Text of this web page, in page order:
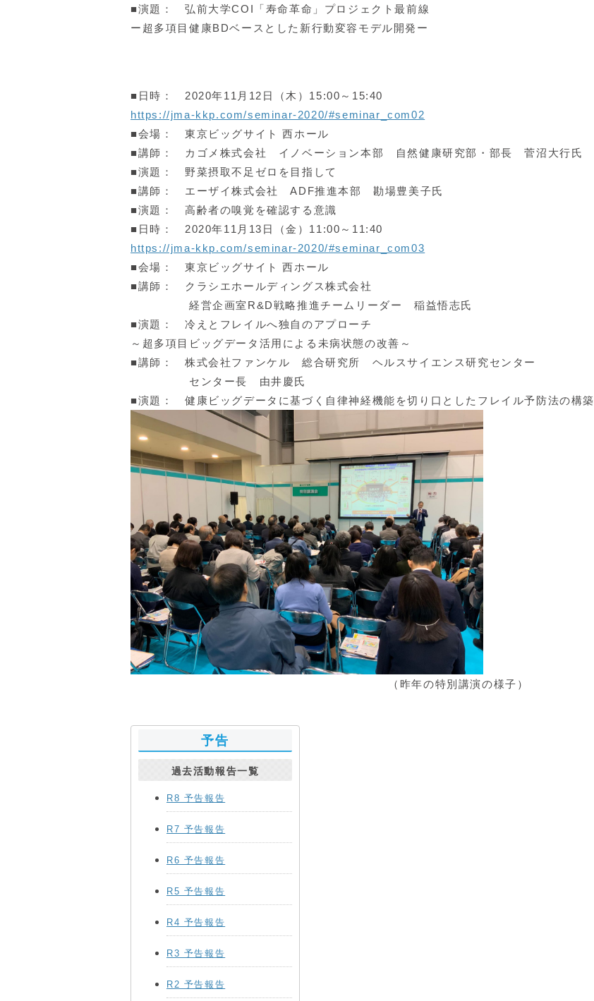
■演題： 弘前大学COI「寿命革命」プロジェクト最前線
ー超多項目健康BDベースとした新行動変容モデル開発ー
■日時： 2020年11月12日（木）15:00～15:40
https://jma-kkp.com/seminar-2020/#seminar_com02
■会場： 東京ビッグサイト 西ホール
■講師： カゴメ株式会社 イノベーション本部 自然健康研究部・部長 菅沼大行氏
■演題： 野菜摂取不足ゼロを目指して
■講師： エーザイ株式会社 ADF推進本部 勘場豊美子氏
■演題： 高齢者の嗅覚を確認する意識
■日時： 2020年11月13日（金）11:00～11:40
https://jma-kkp.com/seminar-2020/#seminar_com03
■会場： 東京ビッグサイト 西ホール
■講師： クラシエホールディングス株式会社
経営企画室R&D戦略推進チームリーダー 稲益悟志氏
■演題： 冷えとフレイルへ独自のアプローチ
～超多項目ビッグデータ活用による未病状態の改善～
■講師： 株式会社ファンケル 総合研究所 ヘルスサイエンス研究センター
センター長 由井慶氏
■演題： 健康ビッグデータに基づく自律神経機能を切り口としたフレイル予防法の構築
（昨年の特別講演の様子）
予告
過去活動報告一覧
R8 予告報告
R7 予告報告
R6 予告報告
R5 予告報告
R4 予告報告
R3 予告報告
R2 予告報告